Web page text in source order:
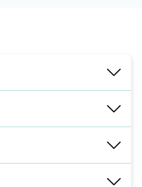
di Sharm el Arab Bay, a
ombrelloni, lettini e
con servizi privati,